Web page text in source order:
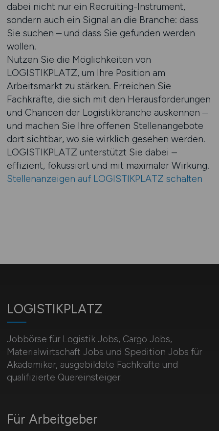
dabei nicht nur ein Recruiting-Instrument,
sondern auch ein Signal an die Branche: dass
Sie suchen – und dass Sie gefunden werden
wollen.
Nutzen Sie die Möglichkeiten von
LOGISTIKPLATZ, um Ihre Position am
Arbeitsmarkt zu stärken. Erreichen Sie
Fachkräfte, die sich mit den Herausforderungen
und Chancen der Logistikbranche auskennen –
und machen Sie Ihre offenen Stellenangebote
dort sichtbar, wo sie wirklich gesehen werden.
LOGISTIKPLATZ unterstützt Sie dabei –
effizient, fokussiert und mit maximaler Wirkung.
Stellenanzeigen auf LOGISTIKPLATZ schalten
LOGISTIKPLATZ
Jobbörse für Logistik Jobs, Cargo Jobs,
Materialwirtschaft Jobs und Spedition Jobs für
Akademiker, ausgebildete Fachkräfte und
qualifizierte Quereinsteiger.
Für Arbeitgeber